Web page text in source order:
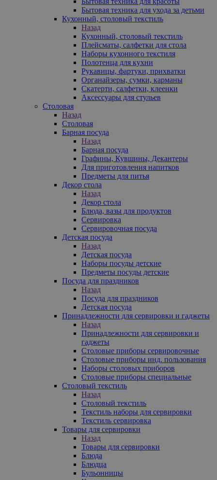
Бытовая техника для ухода за детьми
Кухонный, столовый текстиль
Назад
Кухонный, столовый текстиль
Плейсматы, салфетки для стола
Наборы кухонного текстиля
Полотенца для кухни
Рукавицы, фартуки, прихватки
Органайзеры, сумки, карманы
Скатерти, салфетки, клеенки
Аксессуары для стульев
Столовая
Назад
Столовая
Барная посуда
Назад
Барная посуда
Графины, Кувшины, Декантеры
Для приготовления напитков
Предметы для питья
Декор стола
Назад
Декор стола
Блюда, вазы для продуктов
Сервировка
Сервировочная посуда
Детская посуда
Назад
Детская посуда
Наборы посуды детские
Предметы посуды детские
Посуда для праздников
Назад
Посуда для праздников
Детская посуда
Принадлежности для сервировки и гаджеты
Назад
Принадлежности для сервировки и
гаджеты
Столовые приборы сервировочные
Столовые приборы инд. пользования
Наборы столовых приборов
Столовые приборы специальные
Столовый текстиль
Назад
Столовый текстиль
Текстиль наборы для сервировки
Текстиль сервировка
Товары для сервировки
Назад
Товары для сервировки
Блюда
Блюдца
Бульонницы